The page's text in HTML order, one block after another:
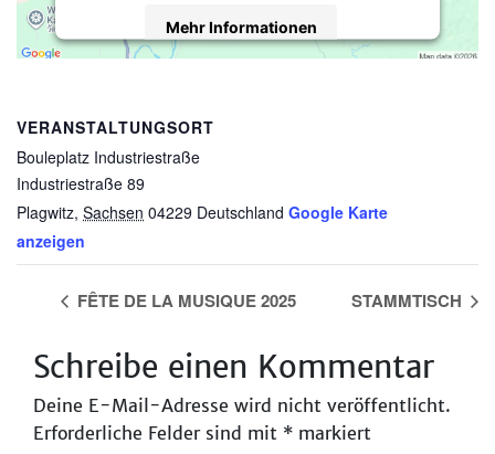
VERANSTALTUNGSORT
Bouleplatz Industriestraße
Industriestraße 89
Plagwitz, Sachsen 04229 Deutschland Google Karte
anzeigen
Mehr Informationen
powered byUsercentrics Consent
Management Platform
FÊTE DE LA MUSIQUE 2025 STAMMTISCH
Schreibe einen Kommentar
Deine E-Mail-Adresse wird nicht veröffentlicht.
Erforderliche Felder sind mit * markiert